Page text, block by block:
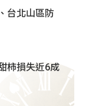
台北山區防
柿損失近6成